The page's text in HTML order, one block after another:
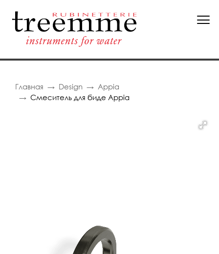
Главная Design
Appia
Смеситель для биде Appia